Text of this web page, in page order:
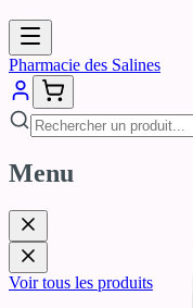
Pharmacie des Salines
Menu
Voir tous les produits